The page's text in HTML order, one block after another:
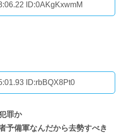
ID:0AKgKxwmM
ID:rbBQX8Pt0
罪か
予備軍なんだから去勢すべき